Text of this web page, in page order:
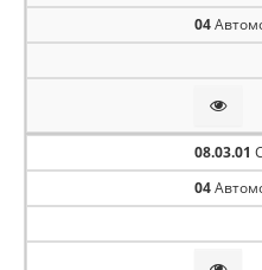
04
08.03.01
04